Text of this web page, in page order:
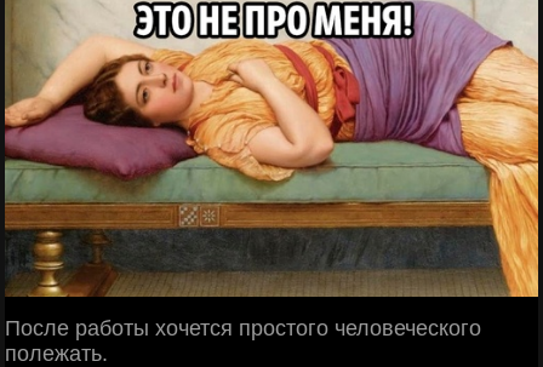
После работы хочется простого человеческого
полежать.